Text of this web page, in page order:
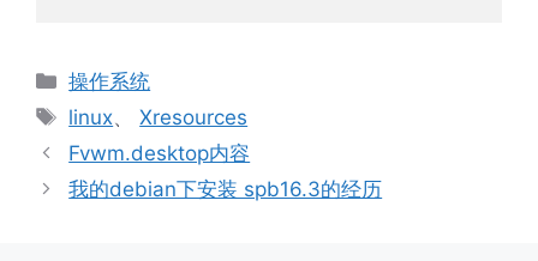
分
类
操作系统
标
签
linux、Xresources
Fvwm.desktop内容
我的debian下安装 spb16.3的经历